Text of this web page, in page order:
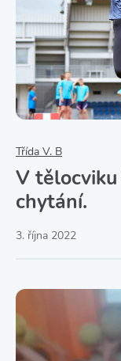
Třída V. B
V
chytání.
3. října 2022